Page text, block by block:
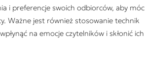
i preferencje swoich odbiorców, aby móc
Ważne jest również stosowanie technik
na emocje czytelników i skłonić ich